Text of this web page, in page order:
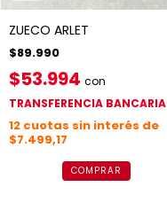
ZUECO ARLET
$89.990
$53.994 con
TRANSFERENCIA BANCARIA
12 cuotas sin interés de
$7.499,17
COMPRAR